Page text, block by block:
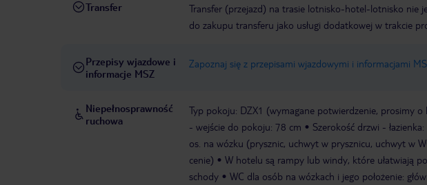
Transfer
Transfer (przejazd) na trasie lotnisko-hotel-lotnisko nie
do zakupu transferu jako usługi dodatkowej w trakcie
Przepisy wjazdowe i
informacje MSZ
Zapoznaj się z przepisami wjazdowymi i informacjami
Niepełnosprawność
ruchowa
Typ pokoju: DZX1 (wymagane potwierdzenie, prosimy o
- wejście do pokoju: 78 cm
Szerokość drzwi -
os. na wózku (prysznic, uchwyt w prysznicu, uchwyt w
cenie)
W hotelu są rampy lub windy, które ułatwiają
schody
WC dla osób na wózkach i jego położenie: